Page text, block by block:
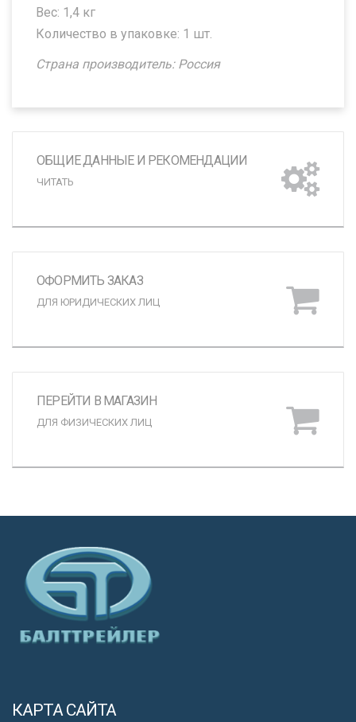
Вес: 1,4 кг
Количество в упаковке: 1 шт.
Страна производитель: Россия
ОБЩИЕ ДАННЫЕ И РЕКОМЕНДАЦИИ
ЧИТАТЬ
ОФОРМИТЬ ЗАКАЗ
ДЛЯ ЮРИДИЧЕСКИХ ЛИЦ
ПЕРЕЙТИ В МАГАЗИН
ДЛЯ ФИЗИЧЕСКИХ ЛИЦ
КАРТА САЙТА